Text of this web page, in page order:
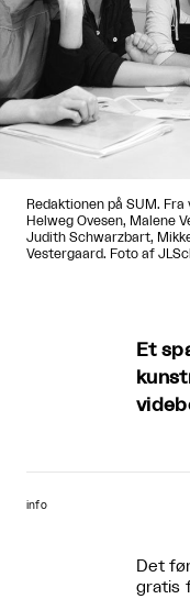
Redaktionen på SUM. Fra
Helweg Ovesen, Malene
Judith Schwarzbart,
Vestergaard. Foto af
Et
info
Det
gratis